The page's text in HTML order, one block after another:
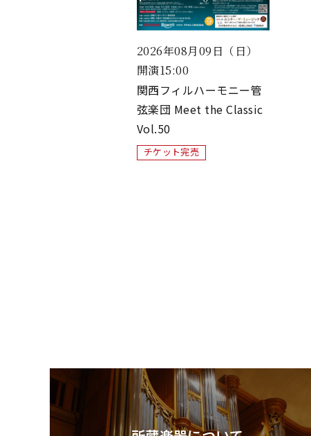
2026年08月09日（日）
開演15:00
関西フィルハーモニー管
弦楽団 Meet the Classic
Vol.50
チケット完売